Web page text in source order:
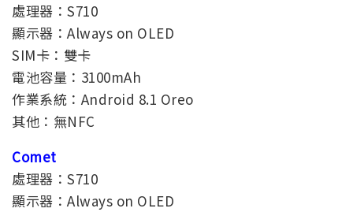
處理器：S710
顯示器：Always on OLED
SIM卡：雙卡
電池容量：3100mAh
作業系統：Android 8.1 Oreo
其他：無NFC
Comet
處理器：S710
顯示器：Always on OLED